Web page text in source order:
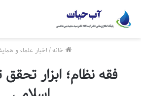
خانه/اخبار علماء و
فقه نظام؛ ابزار